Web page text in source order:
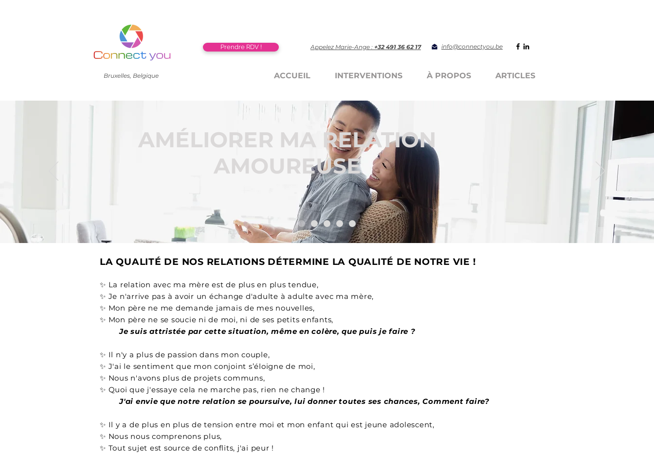
ACCUEIL INTERVENTIONS À PROPOS ARTICLES
Bruxelles, Belgique
Appelez Marie-Ange : +32 491 36 62 17 info@connectyou.be
Prendre RDV !
AMÉLIORER MA RELATION
AMOUREUSE
LA QUALITÉ DE NOS RELATIONS DÉTERMINE LA QUALITÉ DE NOTRE VIE !
✨ La relation avec ma mère est de plus en plus tendue,
✨ Je n'arrive pas à avoir un échange d'adulte à adulte avec ma mère,
✨ Mon père ne me demande jamais de mes nouvelles,
✨ Mon père ne se soucie ni de moi, ni de ses petits enfants,
Je suis attristée par cette situation, même en colère, que puis je faire ?
✨ Il n'y a plus de passion dans mon couple,
✨ J'ai le sentiment que mon conjoint s’éloigne de moi,
✨ Nous n'avons plus de projets communs,
✨ Quoi que j'essaye cela ne marche pas, rien ne change !
J'ai envie que notre relation se poursuive, lui donner toutes ses chances, Comment faire?
✨ Il y a de plus en plus de tension entre moi et mon enfant qui est jeune adolescent,
✨ Nous nous comprenons plus,
✨ Tout sujet est source de conflits, j'ai peur !